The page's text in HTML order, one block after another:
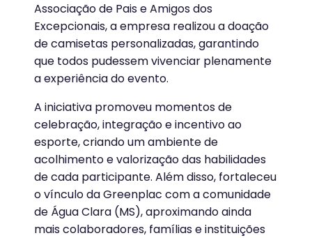
Associação de Pais e Amigos dos
Excepcionais, a empresa realizou a doação
de camisetas personalizadas, garantindo
que todos pudessem vivenciar plenamente
a experiência do evento.
A iniciativa promoveu momentos de
celebração, integração e incentivo ao
esporte, criando um ambiente de
acolhimento e valorização das habilidades
de cada participante. Além disso, fortaleceu
o vínculo da Greenplac com a comunidade
de Água Clara (MS), aproximando ainda
mais colaboradores, famílias e instituições